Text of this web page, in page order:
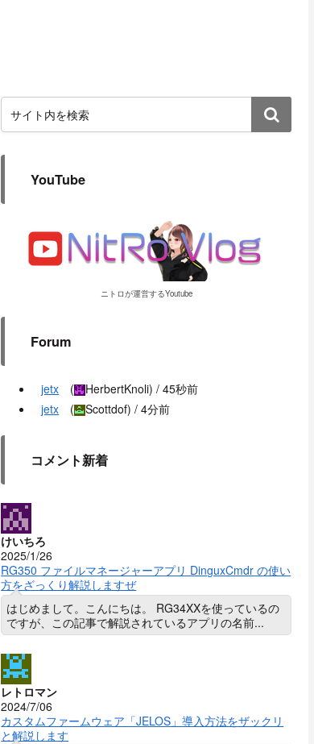
YouTube
ニトロが運営するYoutube
Forum
jetx ( HerbertKnoli) /45秒前
jetx
( Scottdof) /4分前
コメント新着
けいちろ
2025/1/26
RG350 ファイルマネージャーアプリ DinguxCmdr の使い
方をざっくり解説しますぜ
はじめまして。こんにちは。 RG34XXを使っているの
ですが、この記事で解説されているアプリの名前...
レトロマン
2024/7/06
カスタムファームウェア「JELOS」導入方法をザックリ
と解説します